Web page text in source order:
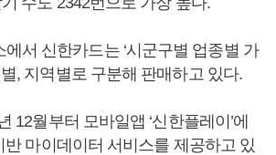
서 신한카드는 ‘시군구별 업종별 가
, 지역별로 구분해 판매하고 있다.
12월부터 모바일앱 ‘신한플레이’에
반 마이데이터 서비스를 제공하고 있